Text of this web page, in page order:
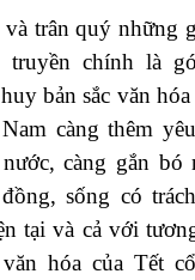
trân quý những
truyền chính là
bản sắc văn
càng thêm
càng gắn
sống có
tại và cả với
hóa của Tết